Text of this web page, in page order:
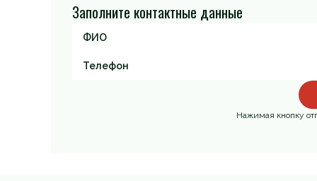
Заполните контактные данные
Нажимая кнопку